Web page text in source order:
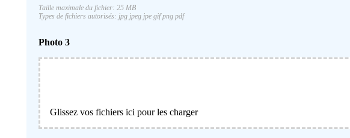
Taille maximale du fichier: 25 MB
Types de fichiers autorisés: jpg jpeg jpe gif png pdf
Photo 3
Glissez vos fichiers ici pour les charger